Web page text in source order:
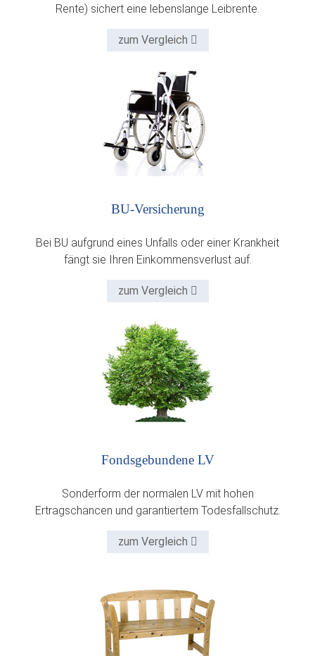
Rente) sichert eine lebenslange Leibrente.
zum Vergleich
BU-Versicherung
Bei BU aufgrund eines Unfalls oder einer Krankheit
fängt sie Ihren Einkommensverlust auf.
zum Vergleich
Fonds­gebundene LV
Sonderform der normalen LV mit hohen
Ertragschancen und garantiertem Todesfallschutz.
zum Vergleich